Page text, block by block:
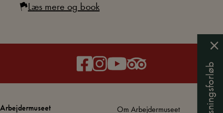
Læs mere og book
Arbejdermuseet
Om Arbejdermuseet